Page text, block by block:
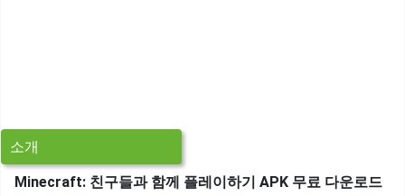
소개
Minecraft: 친구들과 함께 플레이하기 APK 무료 다운로드